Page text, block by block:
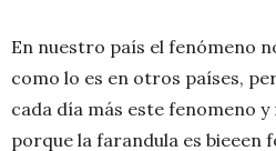
En nuestro país el fenómeno
como lo es en otros países,
cada día más este fenomeno y
porque la farandula es bieeen